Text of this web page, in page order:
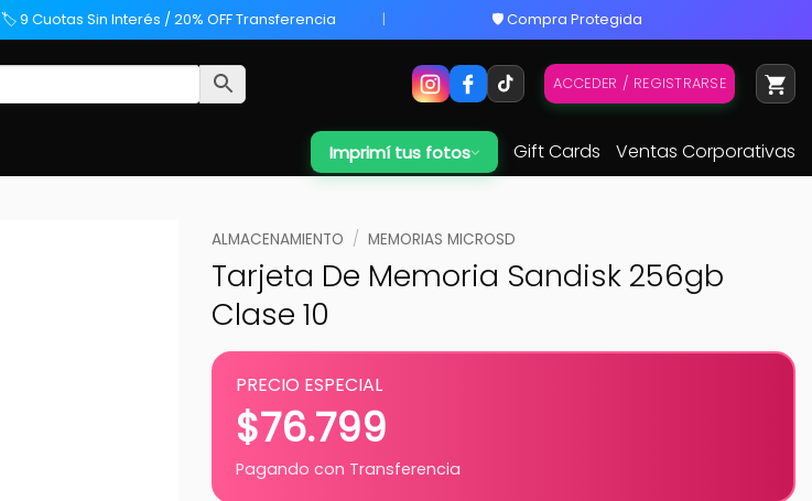
🏷️ 9 Cuotas Sin Interés / 20% OFF Transferencia 🛡️ Compra Protegida
ACCEDER / REGISTRARSE
Imprimí tus fotos Gift Cards Ventas Corporativas
ALMACENAMIENTO / MEMORIAS MICROSD
Tarjeta De Memoria Sandisk 256gb
Clase 10
PRECIO ESPECIAL
$76.799
Pagando con Transferencia